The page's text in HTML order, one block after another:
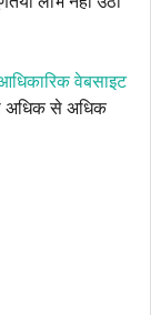
वेबसाइट
अधिक से अधिक